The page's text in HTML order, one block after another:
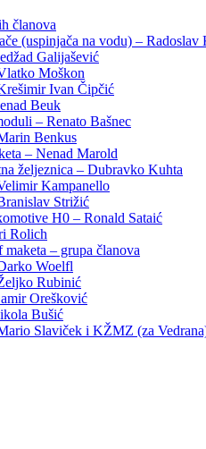
članova
(uspinjača na vodu) – Radoslav
Galijašević
Moškon
Ivan Čipčić
Beuk
– Renato Bašnec
Benkus
– Nenad Marold
željeznica – Dubravko Kuhta
Kampanello
Strižić
H0 – Ronald Sataić
Rolich
– grupa članova
Woelfl
Rubinić
Orešković
Bušić
Slaviček i KŽMZ (za